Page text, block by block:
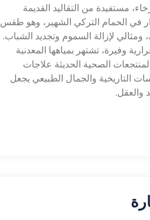
مستفيدة من التقاليد القديمة
في الحمام التركي الشهير، وهو طقس
ومثالي لإزالة السموم وتجديد الشباب.
وفيرة، تشتهر بمياهها المعدنية
الصحية الحديثة علاجات
التاريخية والجمال الطبيعي يجعل
والعقل.